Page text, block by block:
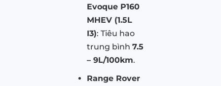
Evoque P160
MHEV (1.5L
I3): Tiêu hao
trung bình 7.5
– 9L/100km.
Range Rover